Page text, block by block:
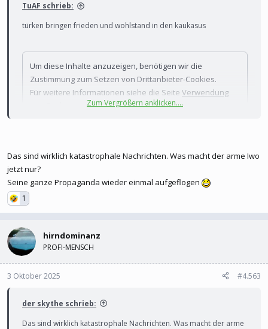
TuAF schrieb:
türken bringen frieden und wohlstand in den kaukasus
Um diese Inhalte anzuzeigen, benötigen wir die
Zustimmung zum Setzen von Drittanbieter-Cookies.
Für weitere Informationen siehe die Seite Verwendung
Zum Vergrößern anklicken....
Das sind wirklich katastrophale Nachrichten. Was macht der arme Iwo
jetzt nur?
Seine ganze Propaganda wieder einmal aufgeflogen
1
hirndominanz
PROFI-MENSCH
3 Oktober 2025 #4.563
der skythe schrieb:
Das sind wirklich katastrophale Nachrichten. Was macht der arme